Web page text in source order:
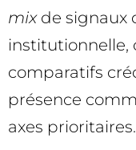
mixde signaux
institutionnelle,
comparatifs
présence
axes prioritaires.